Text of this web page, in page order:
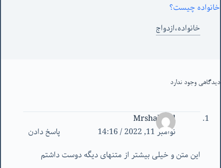
خانواده چیست؟
خانواده،ازدواج
دیدگاهی وجود ندارد
Mrshahrad
نوامبر 11, 2022 / 14:16
پاسخ دادن
این متن و خیلی بیشتر از متنهای دیگه دوست داشتم